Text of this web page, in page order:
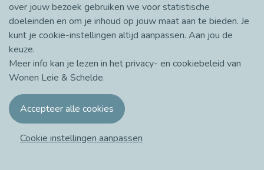
Cookie consent
over jouw bezoek gebruiken we voor statistische
doeleinden en om je inhoud op jouw maat aan te bieden. Je
kunt je cookie-instellingen altijd aanpassen. Aan jou de
keuze.
Meer info kan je lezen in hetprivacy- en cookiebeleid van
Wonen Leie & Schelde.
Cookie instellingen aanpassen